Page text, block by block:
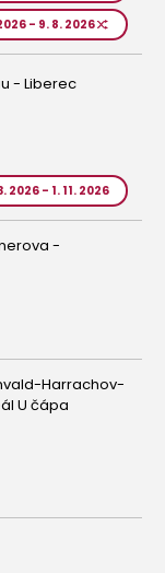
- 9. 8. 2026
- Liberec
2026 - 1. 11. 2026
-
Harrachov-
U čápa